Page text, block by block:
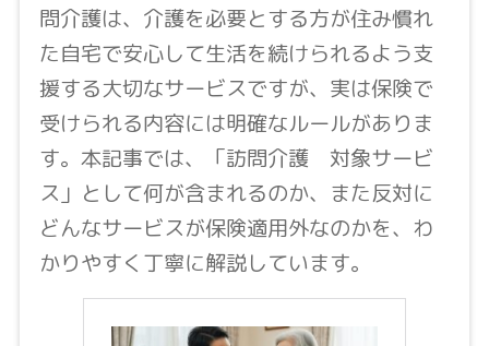
問介護は、介護を必要とする方が住み慣れ
た自宅で安心して生活を続けられるよう支
援する大切なサービスですが、実は保険で
受けられる内容には明確なルールがありま
す。本記事では、「訪問介護 対象サービ
ス」として何が含まれるのか、また反対に
どんなサービスが保険適用外なのかを、わ
かりやすく丁寧に解説しています。